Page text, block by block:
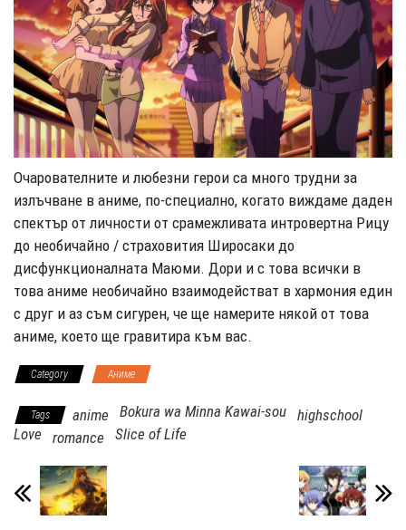
Очарователните и любезни герои са много трудни за
излъчване в аниме, по-специално, когато виждаме даден
спектър от личности от срамежливата интровертна Рицу
до необичайно / страховития Широсаки до
дисфункционалната Маюми. Дори и с това всички в
това аниме необичайно взаимодействат в хармония един
с друг и аз съм сигурен, че ще намерите някой от това
аниме, което ще гравитира към вас.
Category Аниме
Tags anime Bokura wa Minna Kawai-sou highschool
Love
romance Slice of Life